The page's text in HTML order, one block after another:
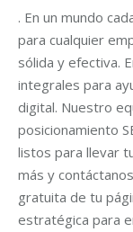
. En un mundo
para cualquier
sólida y efectiva.
integrales para
digital. Nuestro
posicionamiento
listos para llevar
más y
gratuita de tu
estratégica para